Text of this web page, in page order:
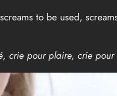
to be used,
crie pour plaire, crie pour